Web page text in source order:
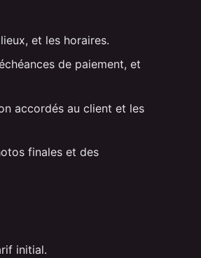
et les horaires.
de paiement, et
accordés au client et les
finales et des
initial.